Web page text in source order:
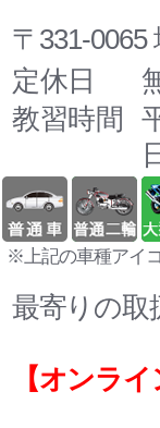
〒331-
定休日
教習時間
※上記の車種アイ
最寄りの取
【オンラ